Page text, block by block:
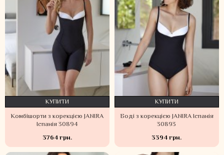
Комбішорти з корекцією JANIRA
Іспанія 30894
3764 грн.
КУПИТИ
Боді з корекцією JANIRA Іспанія
30893
3394 грн.
КУПИТИ